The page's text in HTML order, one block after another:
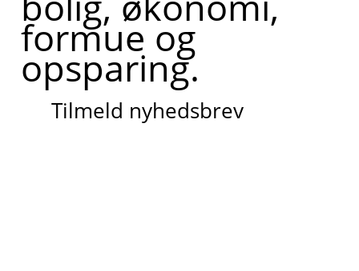
formue og
opsparing.
Tilmeld nyhedsbrev